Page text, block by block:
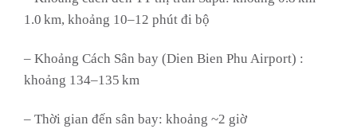
1.0 km, khoảng 10–12 phút đi bộ
– Khoảng Cách Sân bay (Dien Bien Phu Airport) :
khoảng 134–135 km
– Thời gian đến sân bay: khoảng ~2 giờ